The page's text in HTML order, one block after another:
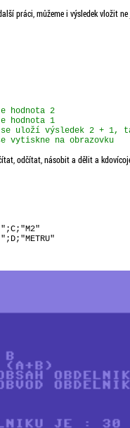
práci, můžeme i výsledek vložit
hodnota 2
hodnota 1
se uloží výsledek 2 + 1,
40 PRINT C .... Výsledek (3) se vytiskne na obrazovku
odčítat, násobit a dělit a
:";C;"M2"